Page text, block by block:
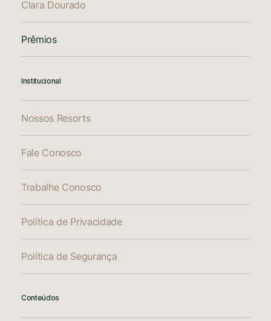
Clara Dourado
Prêmios
Institucional
Nossos Resorts
Fale Conosco
Trabalhe Conosco
Política de Privacidade
Política de Segurança
Conteúdos